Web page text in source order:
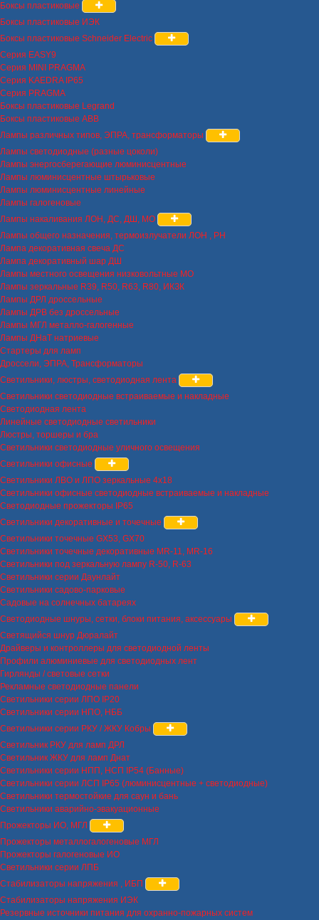
Боксы пластиковые
Боксы пластиковые ИЭК
Боксы пластиковые Schneider Electric
Серия EASY9
Серия MINI PRAGMA
Серия KAEDRA IP65
Серия PRAGMA
Боксы пластиковые Legrand
Боксы пластиковые ABB
Лампы различных типов, ЭПРА, трансформаторы
Лампы светодиодные (разные цоколи)
Лампы энергосберегающие люминисцентные
Лампы люминисцентные штырьковые
Лампы люминисцентные линейные
Лампы галогеновые
Лампы накаливания ЛОН, ДС, ДШ, МО
Лампы общего назначения, термоизлучатели ЛОН , РН
Лампа декоративная свеча ДС
Лампа декоративный шар ДШ
Лампы местного освещения низковольтные МО
Лампы зеркальные R39, R50, R63, R80, ИКЗК
Лампы ДРЛ дроссельные
Лампы ДРВ без дроссельные
Лампы МГЛ металло-галогенные
Лампы ДНаТ натриевые
Стартеры для ламп
Дроссели, ЭПРА, Трансформаторы
Светильники, люстры, светодиодная лента
Светильники светодиодные встраиваемые и накладные
Светодиодная лента
Линейные светодиодные светильники
Люстры, торшеры и бра
Светильники светодиодные уличного освещения
Светильники офисные
Светильники ЛВО и ЛПО зеркальные 4х18
Светильники офисные светодиодные встраиваемые и накладные
Светодиодные прожекторы IP65
Светильники декоративные и точечные
Светильники точечные GX53, GX70
Светильники точечные декоративные MR-11, MR-16
Светильники под зеркальную лампу R-50, R-63
Светильники серии Даунлайт
Светильники садово-парковые
Садовые на солнечных батареях
Светодиодные шнуры, сетки, блоки питания, аксессуары
Светящийся шнур Дюралайт
Драйверы и контроллеры для светодиодной ленты
Профили алюминиевые для светодиодных лент
Гирлянды / световые сетки
Рекламные светодиодные панели
Светильники серии ЛПО IP20
Светильники серии НПО, НББ
Светильники серии РКУ / ЖКУ Кобры
Светильник РКУ для ламп ДРЛ
Светильник ЖКУ для ламп Днат
Светильники серии НПП, НСП IP54 (Банные)
Светильники серии ЛСП IP65 (люминисцентные + светодиодные)
Светильники термостойкие для саун и бань
Светильники аварийно-эвакуационные
Прожекторы ИО, МГЛ
Прожекторы металлогалогеновые МГЛ
Прожекторы галогеновые ИО
Светильники серии ЛПБ
Стабилизаторы напряжения , ИБП
Стабилизаторы напряжения ИЭК
Резервные источники питания для охранно-пожарных систем